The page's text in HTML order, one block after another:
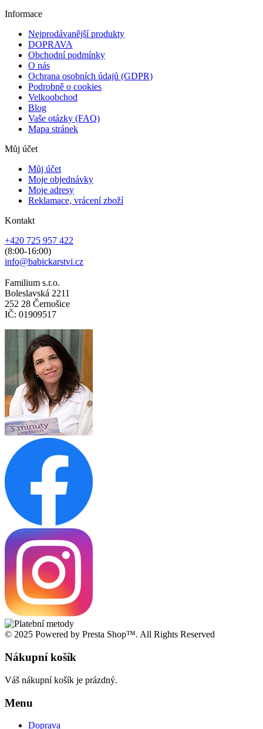
Informace
Nejprodávanější produkty
DOPRAVA
Obchodní podmínky
O nás
Ochrana osobních údajů (GDPR)
Podrobně o cookies
Velkoobchod
Blog
Vaše otázky (FAQ)
Mapa stránek
Můj účet
Můj účet
Moje objednávky
Moje adresy
Reklamace, vrácení zboží
Kontakt
+420 725 957 422
(8:00-16:00)
info@babickarstvi.cz
Familium s.r.o.
Boleslavská 2211
252 28 Černošice
IČ: 01909517
© 2025 Powered by Presta Shop™. All Rights Reserved
Nákupní košík
Váš nákupní košík je prázdný.
Menu
Doprava